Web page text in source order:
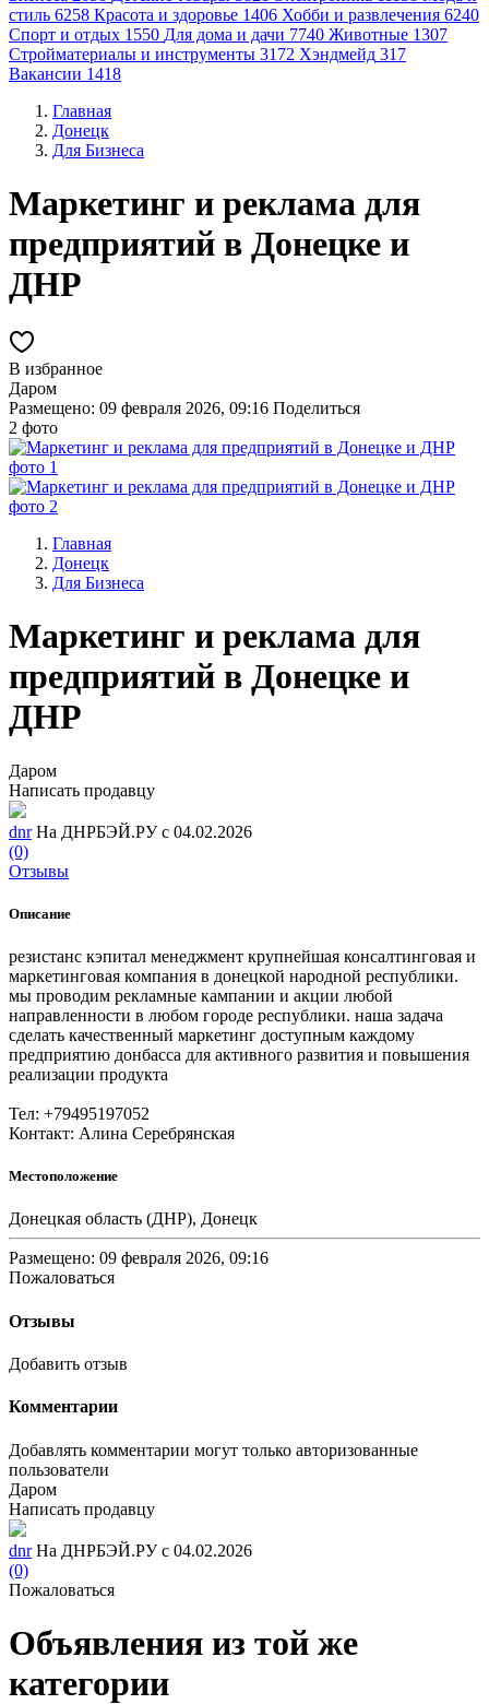
стиль 6258 Красота и здоровье 1406 Хобби и развлечения 6240
Спорт и отдых 1550 Для дома и дачи 7740 Животные 1307
Стройматериалы и инструменты 3172 Хэндмейд 317
Вакансии 1418
Главная
Донецк
Для Бизнеса
Маркетинг и реклама для
предприятий в Донецке и
ДНР
В избранное
Даром
Размещено: 09 февраля 2026, 09:16 Поделиться
2 фото
Главная
Донецк
Для Бизнеса
Маркетинг и реклама для
предприятий в Донецке и
ДНР
Даром
Написать продавцу
dnr На ДНРБЭЙ.РУ с 04.02.2026
(0)
Отзывы
Описание
резистанс кэпитал менеджмент крупнейшая консалтинговая и
маркетинговая компания в донецкой народной республики.
мы проводим рекламные кампании и акции любой
направленности в любом городе республики. наша задача
сделать качественный маркетинг доступным каждому
предприятию донбасса для активного развития и повышения
реализации продукта
Тел: +79495197052
Контакт: Алина Серебрянская
Местоположение
Донецкая область (ДНР), Донецк
Размещено: 09 февраля 2026, 09:16
Пожаловаться
Отзывы
Добавить отзыв
Комментарии
Добавлять комментарии могут только авторизованные
пользователи
Даром
Написать продавцу
dnr На ДНРБЭЙ.РУ с 04.02.2026
(0)
Пожаловаться
Объявления из той же
категории